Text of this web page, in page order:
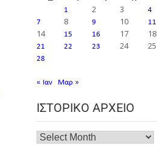
1 2 3 4
7 8 9 10 11
14
15 16 17 18
21 22 23 24 25
28
« Ιαν Μαρ »
ΙΣΤΟΡΙΚΌ ΑΡΧΕΊΟ